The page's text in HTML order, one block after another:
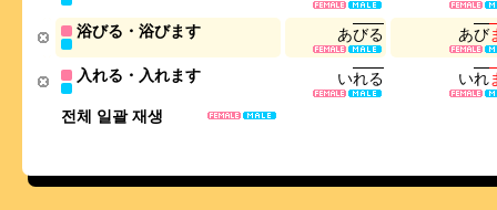
전체 일괄 재생
浴びる・浴びます あびる あび
入れる・入れます いれる いれ